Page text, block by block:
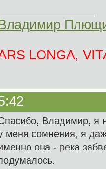
LONGA,
Владимир, я
меня сомнения, я
она - река